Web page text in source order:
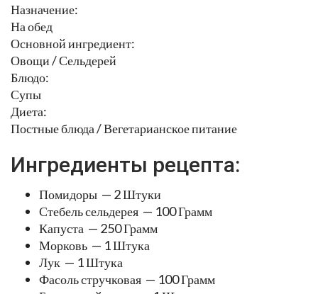
Назначение:
На обед
Основной ингредиент:
Овощи / Сельдерей
Блюдо:
Супы
Диета:
Постные блюда / Вегетарианское питание
Ингредиенты рецепта:
Помидоры — 2 Штуки
Стебель сельдерея — 100 Грамм
Капуста — 250 Грамм
Морковь — 1 Штука
Лук — 1 Штука
Фасоль стручковая — 100 Грамм